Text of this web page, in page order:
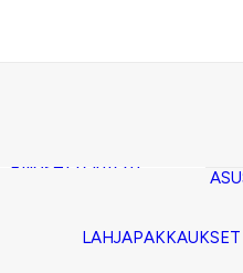
Piiloset (clutch)
TaitettavatLAHJAPAKKAUKSET